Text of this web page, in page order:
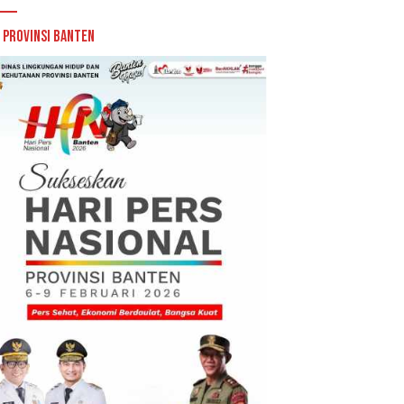
Provinsi Banten